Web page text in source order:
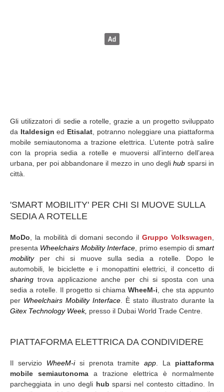
Gli utilizzatori di sedie a rotelle, grazie a un progetto sviluppato
da Italdesign ed Etisalat , potranno noleggiare una piattaforma
mobile semiautonoma a trazione elettrica. L’utente potrà salire
con la propria sedia a rotelle e muoversi all’interno dell’area
urbana, per poi abbandonare il mezzo in uno deglihub sparsi in
città.
'SMART MOBILITY' PER CHI SI MUOVE SULLA
SEDIA A ROTELLE
MoDo , la mobilità di domani secondo il Gruppo Volkswagen
presenta Wheelchairs Mobility Interface , primo esempio dismart
mobilityper chi si muove sulla sedia a rotelle. Dopo le
automobili, le biciclette e i monopattini elettrici, il concetto di
sharing trova applicazione anche per chi si sposta con una
sedia a rotelle. Il progetto si chiama WheeM-i , che sta appunto
per Wheelchairs Mobility Interface . È stato illustrato durante la
Gitex Technology Week, presso il Dubai World Trade Centre.
PIATTAFORMA ELETTRICA DA CONDIVIDERE
Il servizio WheeM-isi prenota tramiteapp . La piattaforma
mobile semiautonoma a trazione elettrica è normalmente
parcheggiata in uno degli hub sparsi nel contesto cittadino. In